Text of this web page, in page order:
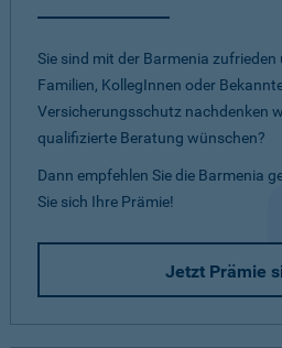
Sie sind mit der Barmenia zufrieden
Familien, KollegInnen oder
Versicherungsschutz nachdenken
qualifizierte Beratung wünschen?
Dann empfehlen Sie die Barmenia
Sie sich Ihre Prämie!
Jetzt Prämie